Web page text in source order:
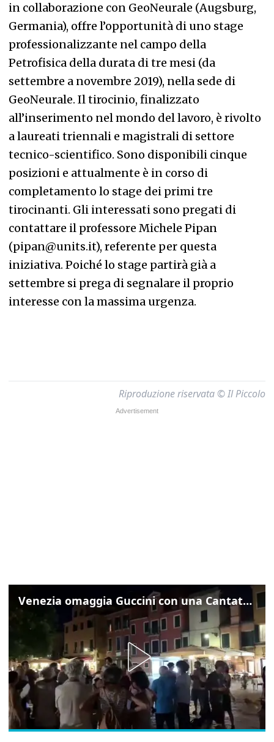
in collaborazione con GeoNeurale (Augsburg,
Germania), offre l’opportunità di uno stage
professionalizzante nel campo della
Petrofisica della durata di tre mesi (da
settembre a novembre 2019), nella sede di
GeoNeurale. Il tirocinio, finalizzato
all’inserimento nel mondo del lavoro, è rivolto
a laureati triennali e magistrali di settore
tecnico-scientifico. Sono disponibili cinque
posizioni e attualmente è in corso di
completamento lo stage dei primi tre
tirocinanti. Gli interessati sono pregati di
contattare il professore Michele Pipan
(pipan@units.it), referente per questa
iniziativa. Poiché lo stage partirà già a
settembre si prega di segnalare il proprio
interesse con la massima urgenza.
Riproduzione riservata © Il Piccolo
Venezia omaggia Guccini con una Cantata Anarchica in campo Santa Margherita